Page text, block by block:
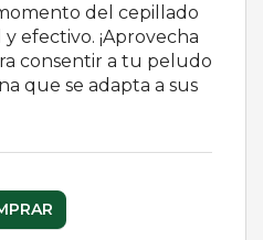
del cepillado
efectivo. ¡Aprovecha
consentir a tu peludo
que se adapta a sus